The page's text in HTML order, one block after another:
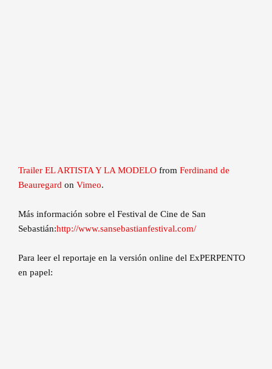
Trailer EL ARTISTA Y LA MODELO from Ferdinand de
Beauregard on Vimeo.
Más información sobre el Festival de Cine de San
Sebastián:http://www.sansebastianfestival.com/
Para leer el reportaje en la versión online del ExPERPENTO
en papel: